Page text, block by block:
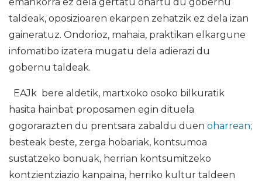
taldeak, oposizioaren ekarpen zehatzik ez dela izan
gaineratuz. Ondorioz, mahaia, praktikan elkargune
infomatibo izatera mugatu dela adierazi du
gobernu taldeak.
EAJk bere aldetik, martxoko osoko bilkuratik
hasita hainbat proposamen egin dituela
gogorarazten du prentsara zabaldu duen oharrean;
besteak beste, zerga hobariak, kontsumoa
sustatzeko bonuak, herrian kontsumitzeko
kontzientziazio kanpaina, herriko kultur taldeen